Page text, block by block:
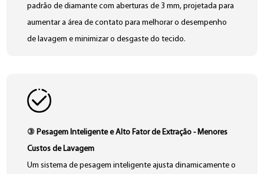
garantindo a máxima segurança da roupa.
A interface entre o tambor interno e o cilindro externo
apresenta bordas enroladas com uma folga de 4–6 mm –
possui um design de vidro convexo que mantém as roupas
longe da porta de carregamento, minimizando o risco de
danos causados ​​por zíperes ou botões presos.
O tambor interno, o cilindro externo e todas as superfícies
de contato com a água são construídos em aço inoxidável
padrão de diamante com aberturas de 3 mm, projetada para
aumentar a área de contato para melhorar o desempenho
de lavagem e minimizar o desgaste do tecido.
lavagem mais limpos e higiênicos.
③ Pesagem Inteligente e Alto Fator de Extração - Menores
Custos de Lavagem
Um sistema de pesagem inteligente ajusta dinamicamente o